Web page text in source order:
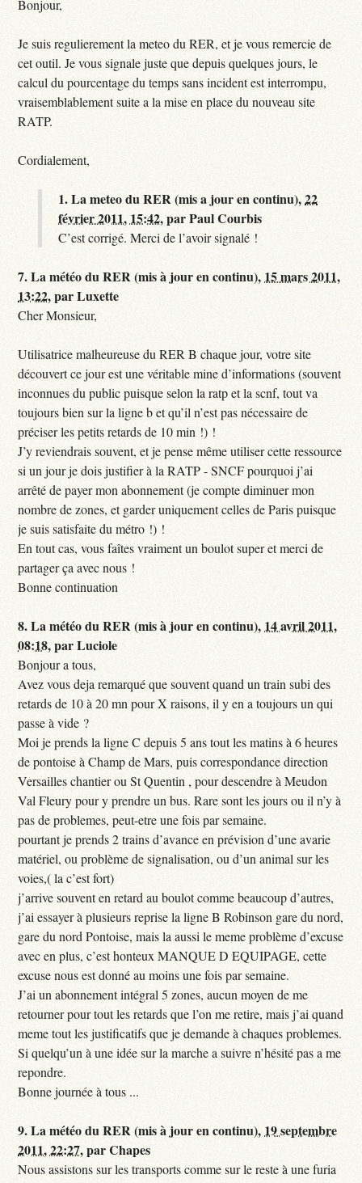
Bonjour,
Je suis regulierement la meteo du RER, et je vous remercie de
cet outil. Je vous signale juste que depuis quelques jours, le
calcul du pourcentage du temps sans incident est interrompu,
vraisemblablement suite a la mise en place du nouveau site
RATP.
Cordialement,
1.La meteo du RER (mis a jour en continu),22
février 2011, 15:42,parPaul Courbis
C’est corrigé. Merci de l’avoir signalé !
7.La météo du RER (mis à jour en continu), 15 mars 2011,
13:22,parLuxette
Cher Monsieur,
Utilisatrice malheureuse du RER B chaque jour, votre site
découvert ce jour est une véritable mine d’informations (souvent
inconnues du public puisque selon la ratp et la scnf, tout va
toujours bien sur la ligne b et qu’il n’est pas nécessaire de
préciser les petits retards de 10 min !) !
J’y reviendrais souvent, et je pense même utiliser cette ressource
si un jour je dois justifier à la RATP - SNCF pourquoi j’ai
arrêté de payer mon abonnement (je compte diminuer mon
nombre de zones, et garder uniquement celles de Paris puisque
je suis satisfaite du métro !) !
En tout cas, vous faîtes vraiment un boulot super et merci de
partager ça avec nous !
Bonne continuation
8.La météo du RER (mis à jour en continu), 14 avril 2011,
08:18,parLuciole
Bonjour a tous,
Avez vous deja remarqué que souvent quand un train subi des
retards de 10 à 20 mn pour X raisons, il y en a toujours un qui
passe à vide ?
Moi je prends la ligne C depuis 5 ans tout les matins à 6 heures
de pontoise à Champ de Mars, puis correspondance direction
Versailles chantier ou St Quentin , pour descendre à Meudon
Val Fleury pour y prendre un bus. Rare sont les jours ou il n’y à
pas de problemes, peut-etre une fois par semaine.
pourtant je prends 2 trains d’avance en prévision d’une avarie
matériel, ou problème de signalisation, ou d’un animal sur les
voies,( la c’est fort)
j’arrive souvent en retard au boulot comme beaucoup d’autres,
j’ai essayer à plusieurs reprise la ligne B Robinson gare du nord,
gare du nord Pontoise, mais la aussi le meme problème d’excuse
avec en plus, c’est honteux MANQUE D EQUIPAGE, cette
excuse nous est donné au moins une fois par semaine.
J’ai un abonnement intégral 5 zones, aucun moyen de me
retourner pour tout les retards que l’on me retire, mais j’ai quand
meme tout les justificatifs que je demande à chaques problemes.
Si quelqu’un à une idée sur la marche a suivre n’hésité pas a me
repondre.
Bonne journée à tous ...
9.La météo du RER (mis à jour en continu), 19 septembre
2011, 22:27,parChapes
Nous assistons sur les transports comme sur le reste à une furia